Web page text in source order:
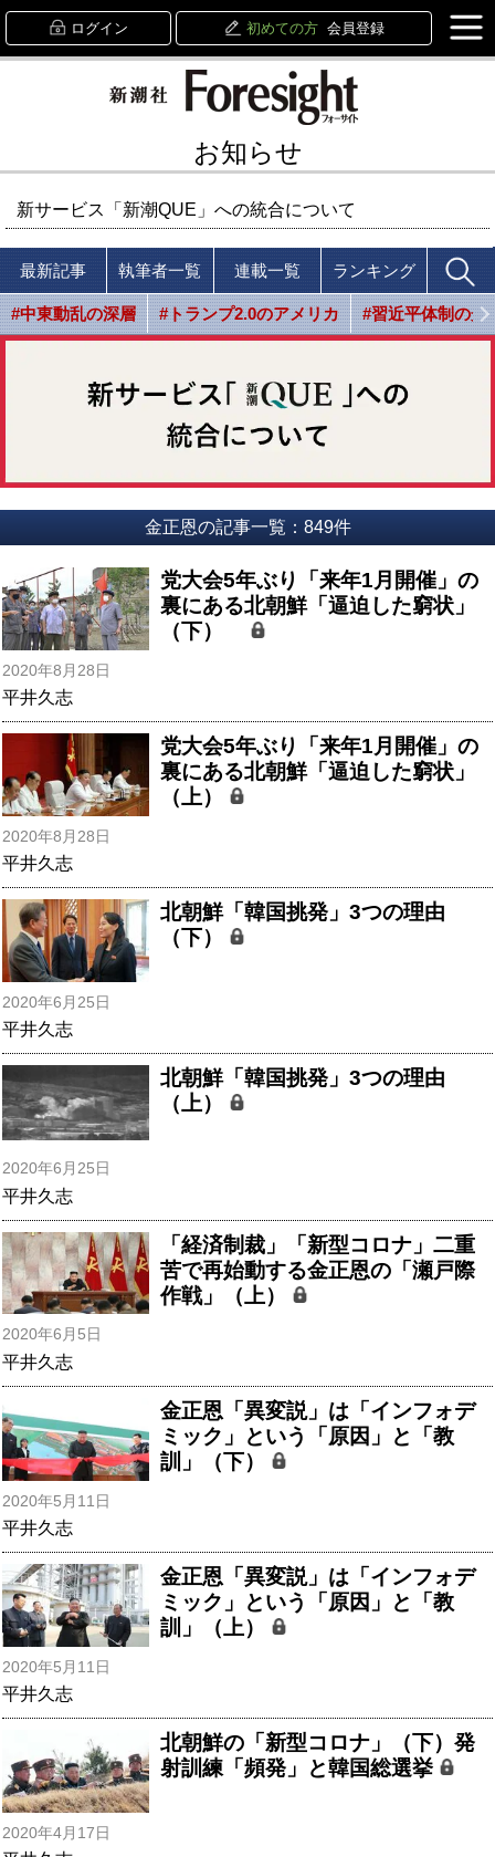
ログイン 初めての方 会員登録
お知らせ
新サービス「新潮QUE」への統合について
最新記事 執筆者一覧 連載一覧 ランキング
#中東動乱の深層 #トランプ2.0のアメリカ #習近平体制の光
金正恩の記事一覧：849件
党大会5年ぶり「来年1月開催」の
裏にある北朝鮮「逼迫した窮状」
（下）
2020年8月28日
平井久志
党大会5年ぶり「来年1月開催」の
裏にある北朝鮮「逼迫した窮状」
（上）
2020年8月28日
平井久志
北朝鮮「韓国挑発」3つの理由
（下）
2020年6月25日
平井久志
北朝鮮「韓国挑発」3つの理由
（上）
2020年6月25日
平井久志
「経済制裁」「新型コロナ」二重
苦で再始動する金正恩の「瀬戸際
作戦」（上）
2020年6月5日
平井久志
金正恩「異変説」は「インフォデ
ミック」という「原因」と「教
訓」（下）
2020年5月11日
平井久志
金正恩「異変説」は「インフォデ
ミック」という「原因」と「教
訓」（上）
2020年5月11日
平井久志
北朝鮮の「新型コロナ」（下）発
射訓練「頻発」と韓国総選挙
2020年4月17日